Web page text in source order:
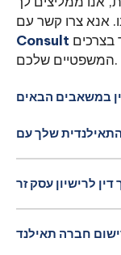
Consult
המשפטיים שלכם.
לרישיון עסק זר
חברה תאילנד